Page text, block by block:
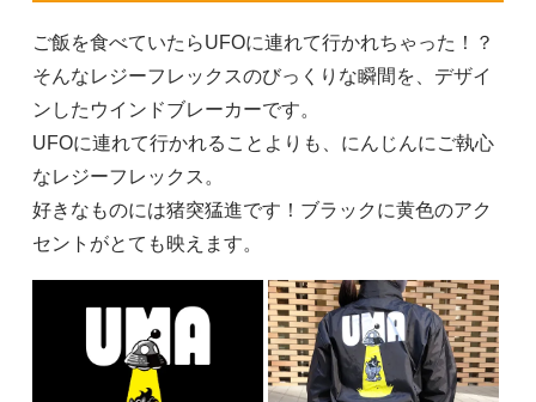
ご飯を食べていたらUFOに連れて行かれちゃった！？
そんなレジーフレックスのびっくりな瞬間を、デザイ
ンしたウインドブレーカーです。
UFOに連れて行かれることよりも、にんじんにご執心
なレジーフレックス。
好きなものには猪突猛進です！ブラックに黄色のアク
セントがとても映えます。